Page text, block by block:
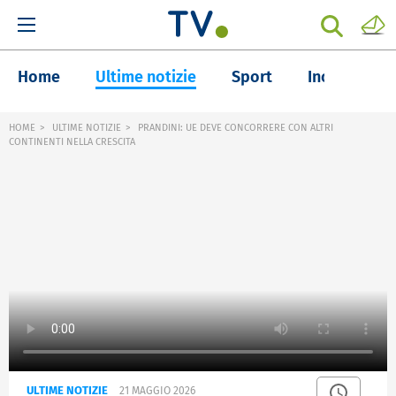
Home Ultime notizie Sport Inchieste
HOME ULTIME NOTIZIE
PRANDINI: UE DEVE CONCORRERE CON ALTRI
CONTINENTI NELLA CRESCITA
ULTIME NOTIZIE 21 MAGGIO 2026